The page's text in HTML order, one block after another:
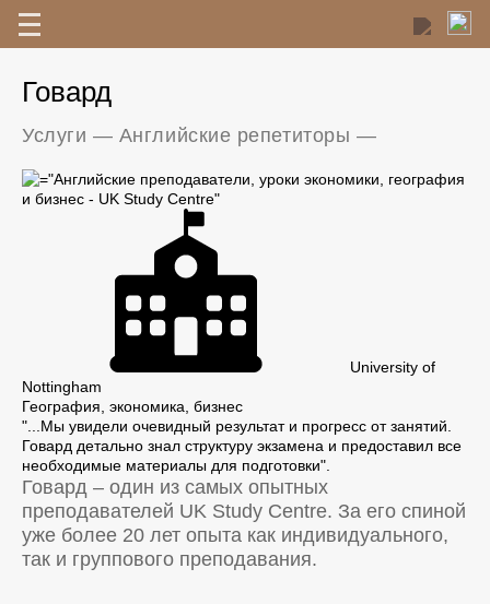
Говард
Услуги — Английские репетиторы —
University of
Nottingham
География, экономика, бизнес
"...Мы увидели очевидный результат и прогресс от занятий.
Говард детально знал структуру экзамена и предоставил все
необходимые материалы для подготовки".
Говард – один из самых опытных
преподавателей UK Study Centre. За его спиной
уже более 20 лет опыта как индивидуального,
так и группового преподавания.